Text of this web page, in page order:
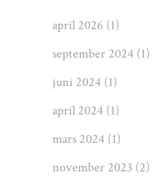
april 2026 (1)
september 2024 (1)
juni 2024 (1)
april 2024 (1)
mars 2024 (1)
november 2023 (2)